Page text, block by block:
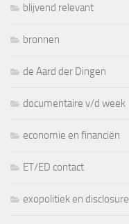
blijvend relevant
bronnen
de Aard der Dingen
documentaire v/d week
economie en financiën
ET/ED contact
exopolitiek en disclosure